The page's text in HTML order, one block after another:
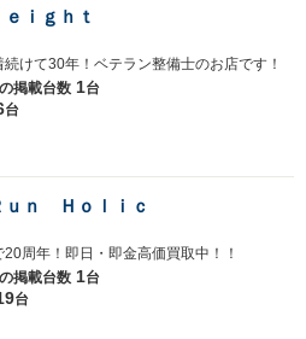
ｉｇｈｔ
続けて30年！ベテラン整備士のお店です！
掲載台数 1台
台
ｕｎ Ｈｏｌｉｃ
20周年！即日・即金高価買取中！！
掲載台数 1台
台